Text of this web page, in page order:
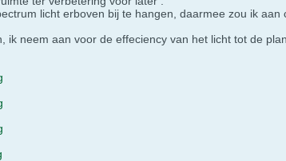
licht erboven bij te hangen, daarmee zou ik aan
ik neem aan voor de effeciency van het licht tot de